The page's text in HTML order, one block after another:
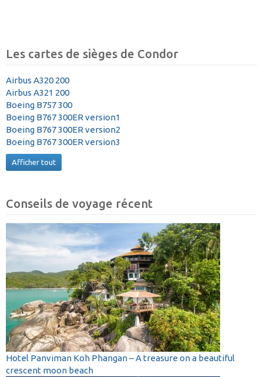
Les cartes de sièges de Condor
Airbus A320 200
Airbus A321 200
Boeing B757 300
Boeing B767 300ER version1
Boeing B767 300ER version2
Boeing B767 300ER version3
Afficher tout
Conseils de voyage récent
Hotel Panviman Koh Phangan – A treasure on a beautiful
crescent moon beach